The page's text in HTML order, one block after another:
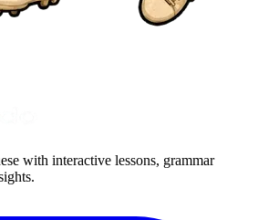
with interactive lessons, grammar